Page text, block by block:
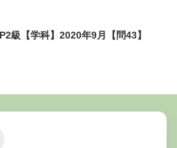
級【学科】2020年9月【問43】